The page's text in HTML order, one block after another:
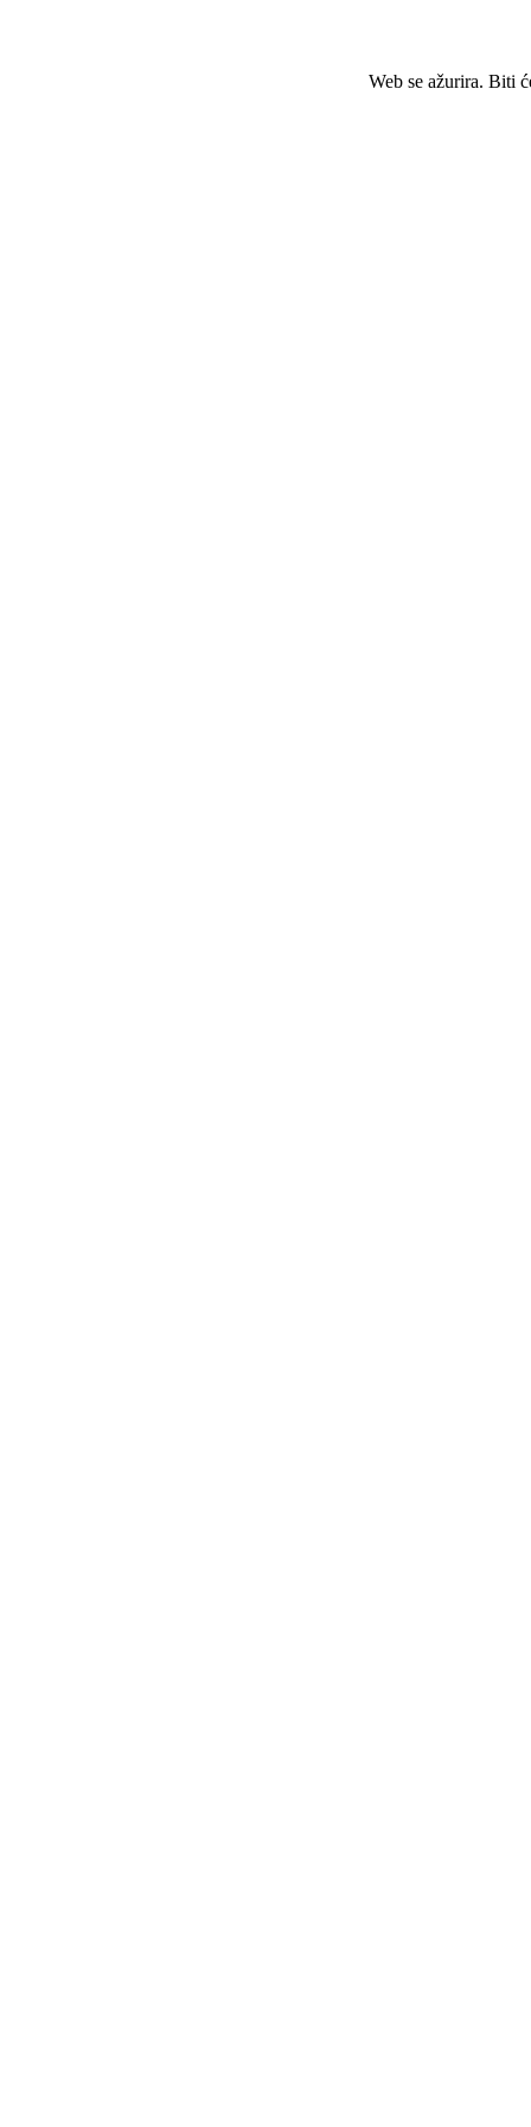
Web se ažurira. Biti